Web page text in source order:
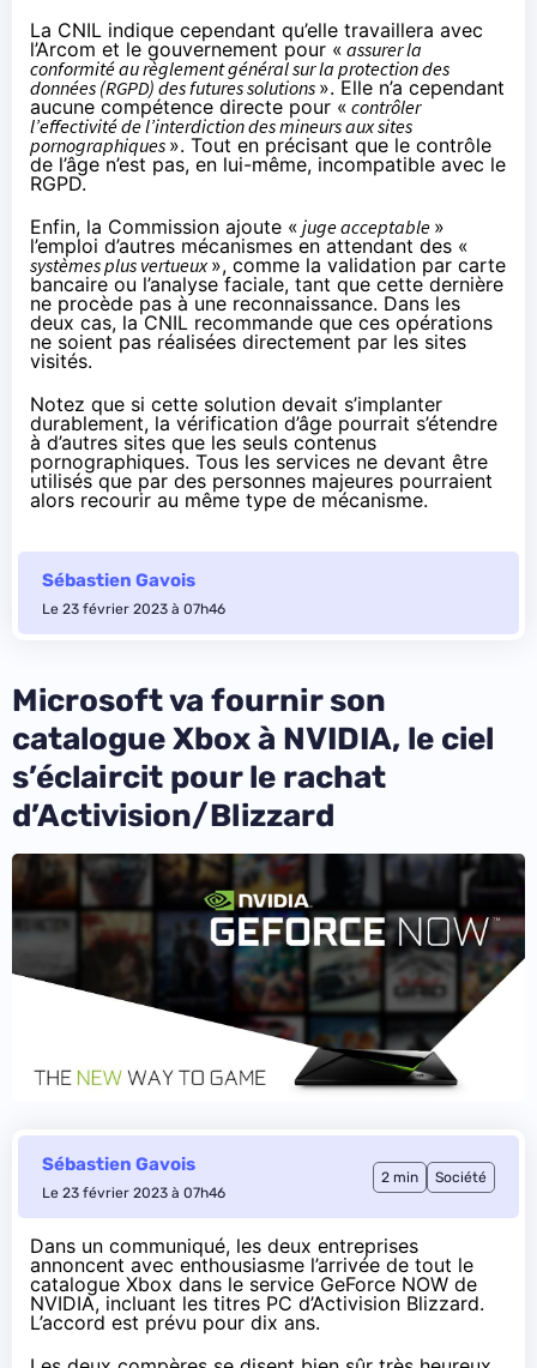
La CNIL indique cependant qu’elle travaillera avec
l’Arcom et le gouvernement pour « assurer la
conformité au règlement général sur la protection des
données (RGPD) des futures solutions ». Elle n’a cependant
aucune compétence directe pour « contrôler
l’effectivité de l’interdiction des mineurs aux sites
pornographiques ». Tout en précisant que le contrôle
de l’âge n’est pas, en lui-même, incompatible avec le
RGPD.
Enfin, la Commission ajoute « juge acceptable »
l’emploi d’autres mécanismes en attendant des «
systèmes plus vertueux», comme la validation par carte
bancaire ou l’analyse faciale, tant que cette dernière
ne procède pas à une reconnaissance. Dans les
deux cas, la CNIL recommande que ces opérations
ne soient pas réalisées directement par les sites
visités.
Notez que si cette solution devait s’implanter
durablement, la vérification d’âge pourrait s’étendre
à d’autres sites que les seuls contenus
pornographiques. Tous les services ne devant être
utilisés que par des personnes majeures pourraient
alors recourir au même type de mécanisme.
Sébastien Gavois
Le 23 février 2023 à 07h46
Microsoft va fournir son
catalogue Xbox à NVIDIA, le ciel
s’éclaircit pour le rachat
d’Activision/Blizzard
Sébastien Gavois
Le 23 février 2023 à 07h46
2 min Société
Dans un communiqué, les deux entreprises
annoncent avec enthousiasme l’arrivée de tout le
catalogue Xbox dans le service GeForce NOW de
NVIDIA, incluant les titres PC d’Activision Blizzard.
L’accord est prévu pour dix ans.